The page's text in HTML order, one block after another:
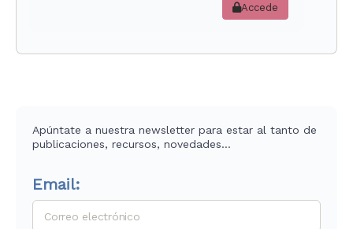
Accede
Apúntate a nuestra newsletter para estar al tanto de
publicaciones, recursos, novedades…
Email: